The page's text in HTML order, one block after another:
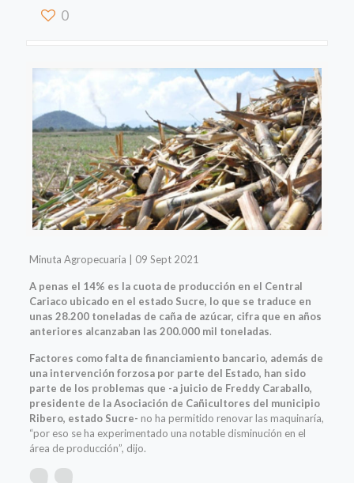
0
Minuta Agropecuaria | 09 Sept 2021
A penas el 14% es la cuota de producción en el Central
Cariaco ubicado en el estado Sucre, lo que se traduce en
unas 28.200 toneladas de caña de azúcar, cifra que en años
anteriores alcanzaban las 200.000 mil toneladas.
Factores como falta de financiamiento bancario, además de
una intervención forzosa por parte del Estado, han sido
parte de los problemas que -a juicio de Freddy Caraballo,
presidente de la Asociación de Cañicultores del municipio
Ribero, estado Sucre- no ha permitido renovar las maquinaría,
“por eso se ha experimentado una notable disminución en el
área de producción”, dijo.